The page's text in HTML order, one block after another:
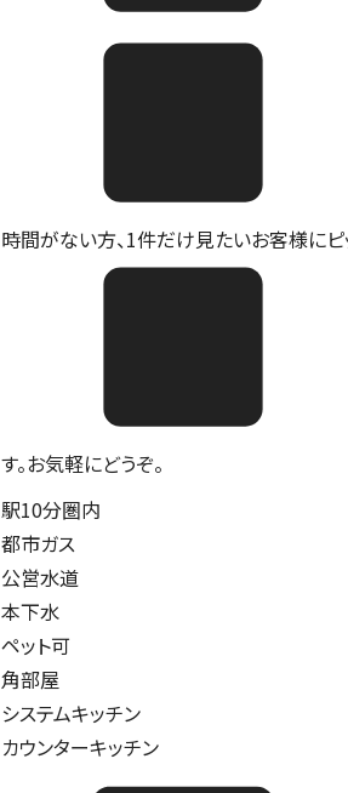
時間がない方、1件だけ見たいお客様にピ
す。お気軽にどうぞ。
駅10分圏内
都市ガス
公営水道
本下水
ペット可
角部屋
システムキッチン
カウンターキッチン